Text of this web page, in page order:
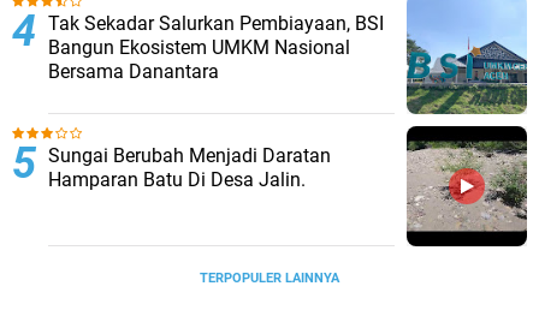
Tak Sekadar Salurkan Pembiayaan, BSI
Bangun Ekosistem UMKM Nasional
Bersama Danantara
Sungai Berubah Menjadi Daratan
Hamparan Batu Di Desa Jalin.
TERPOPULER LAINNYA